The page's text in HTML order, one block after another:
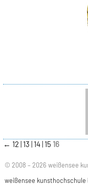
← 12 13 14 15 16
© 2008 – 2026 weißensee
weißensee kunsthochschule